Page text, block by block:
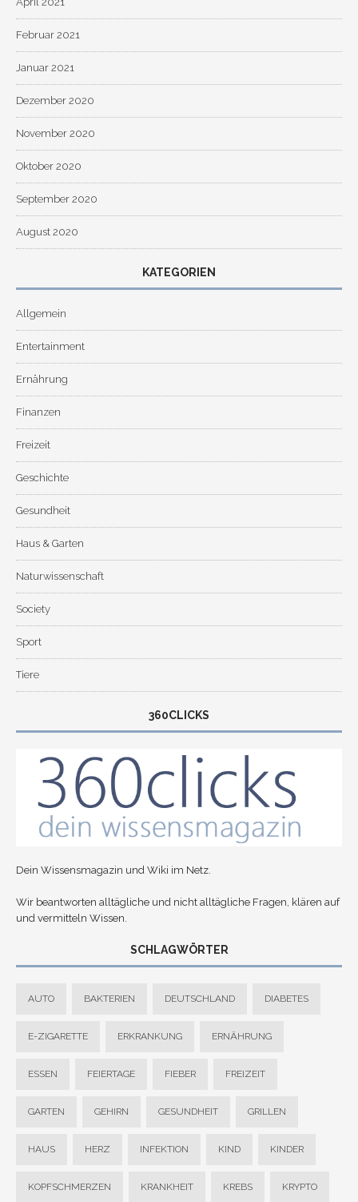
Februar 2021
Januar 2021
Dezember 2020
November 2020
Oktober 2020
September 2020
August 2020
KATEGORIEN
Allgemein
Entertainment
Ernährung
Finanzen
Freizeit
Geschichte
Gesundheit
Haus & Garten
Naturwissenschaft
Society
Sport
Tiere
360CLICKS
Dein Wissensmagazin und Wiki im Netz.
Wir beantworten alltägliche und nicht alltägliche Fragen, klären auf
und vermitteln Wissen.
SCHLAGWÖRTER
AUTO BAKTERIEN DEUTSCHLAND DIABETES
E-ZIGARETTE ERKRANKUNG ERNÄHRUNG
ESSEN FEIERTAGE FIEBER FREIZEIT
GARTEN GEHIRN GESUNDHEIT GRILLEN
HAUS HERZ INFEKTION KIND KINDER
KOPFSCHMERZEN KRANKHEIT KREBS KRYPTO